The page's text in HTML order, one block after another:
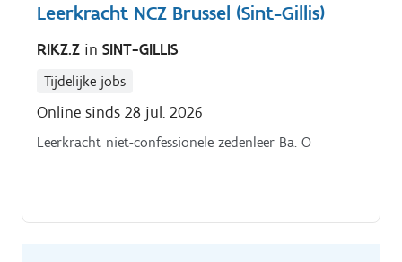
Leerkracht NCZ Brussel (Sint-Gillis)
RIKZ.Z in SINT-GILLIS
Tijdelijke jobs
Online sinds 28 jul. 2026
Leerkracht niet-confessionele zedenleer Ba. O